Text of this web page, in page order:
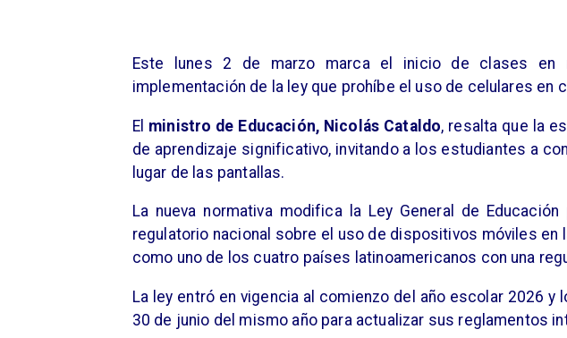
Este lunes 2 de marzo marca el inicio de clases en
implementación de la ley que prohíbe el uso de celulares en
El ministro de Educación, Nicolás Cataldo, resalta que la
de aprendizaje significativo, invitando a los estudiantes a
lugar de las pantallas.
La nueva normativa modifica la Ley General de
regulatorio nacional sobre el uso de dispositivos móviles en
como uno de los cuatro países latinoamericanos con una
La ley entró en vigencia al comienzo del año escolar 2026 y
30 de junio del mismo año para actualizar sus reglamentos